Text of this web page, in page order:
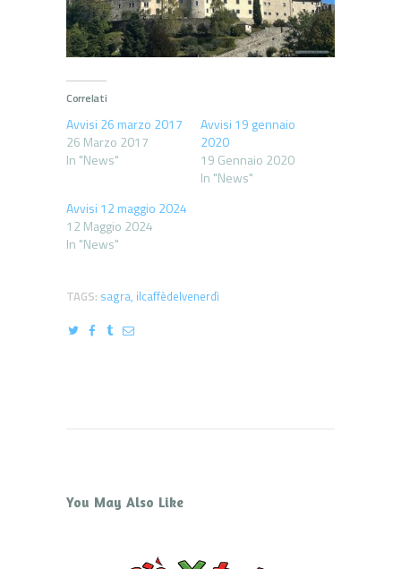
Correlati
Avvisi 26 marzo 2017
26 Marzo 2017
In "News"
Avvisi 19 gennaio
2020
19 Gennaio 2020
In "News"
Avvisi 12 maggio 2024
12 Maggio 2024
In "News"
TAGS: sagra, ilcaffèdelvenerdì
You May Also Like